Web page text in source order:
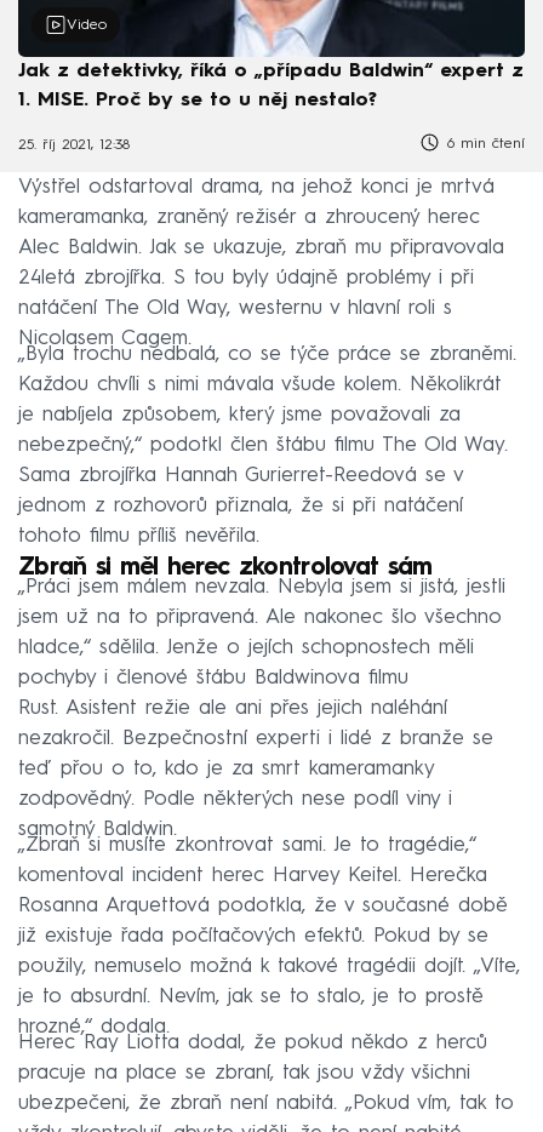
Video
Jak z detektivky, říká o „případu Baldwin“ expert z
1. MISE. Proč by se to u něj nestalo?
25. říj 2021, 12:38 6 min čtení
Výstřel odstartoval drama, na jehož konci je mrtvá
kameramanka, zraněný režisér a zhroucený herec
Alec Baldwin. Jak se ukazuje, zbraň mu připravovala
24letá zbrojířka. S tou byly údajně problémy i při
natáčení The Old Way, westernu v hlavní roli s
Nicolasem Cagem.
„Byla trochu nedbalá, co se týče práce se zbraněmi.
Každou chvíli s nimi mávala všude kolem. Několikrát
je nabíjela způsobem, který jsme považovali za
nebezpečný,“ podotkl člen štábu filmu The Old Way.
Sama zbrojířka Hannah Gurierret-Reedová se v
jednom z rozhovorů přiznala, že si při natáčení
tohoto filmu příliš nevěřila.
Zbraň si měl herec zkontrolovat sám
„Práci jsem málem nevzala. Nebyla jsem si jistá, jestli
jsem už na to připravená. Ale nakonec šlo všechno
hladce,“ sdělila. Jenže o jejích schopnostech měli
pochyby i členové štábu Baldwinova filmu
Rust. Asistent režie ale ani přes jejich naléhání
nezakročil. Bezpečnostní experti i lidé z branže se
teď přou o to, kdo je za smrt kameramanky
zodpovědný. Podle některých nese podíl viny i
samotný Baldwin.
„Zbraň si musíte zkontrovat sami. Je to tragédie,“
komentoval incident herec Harvey Keitel. Herečka
Rosanna Arquettová podotkla, že v současné době
již existuje řada počítačových efektů. Pokud by se
použily, nemuselo možná k takové tragédii dojít. „Víte,
je to absurdní. Nevím, jak se to stalo, je to prostě
hrozné,“ dodala.
Herec Ray Liotta dodal, že pokud někdo z herců
pracuje na place se zbraní, tak jsou vždy všichni
ubezpečeni, že zbraň není nabitá. „Pokud vím, tak to